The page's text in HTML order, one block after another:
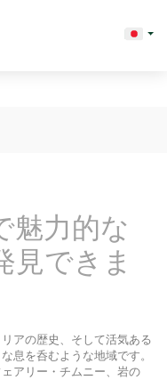
魅力的な
見できま
アの歴史、そして活気ある
息を呑むような地域です。
アリー・チムニー、岩の